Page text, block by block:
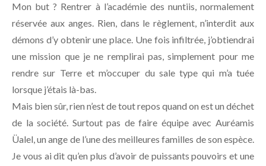
Mon but ? Rentrer à l’académie des nuntiis, normalement
réservée aux anges. Rien, dans le règlement, n’interdit aux
démons d’y obtenir une place. Une fois infiltrée, j’obtiendrai
une mission que je ne remplirai pas, simplement pour me
rendre sur Terre et m’occuper du sale type qui m’a tuée
lorsque j’étais là-bas.
Mais bien sûr, rien n’est de tout repos quand on est un déchet
de la société. Surtout pas de faire équipe avec Auréamis
Üalel, un ange de l’une des meilleures familles de son espèce.
Je vous ai dit qu’en plus d’avoir de puissants pouvoirs et une